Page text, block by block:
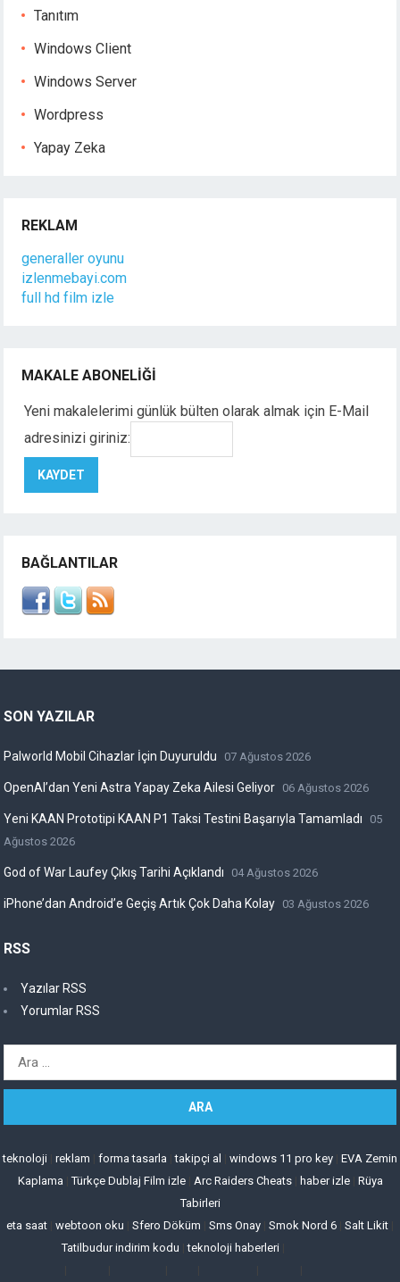
Tanıtım
Windows Client
Windows Server
Wordpress
Yapay Zeka
REKLAM
generaller oyunu
izlenmebayi.com
full hd film izle
MAKALE ABONELIĞI
Yeni makalelerimi günlük bülten olarak almak için E-Mail
adresinizi giriniz:
BAĞLANTILAR
SON YAZILAR
Palworld Mobil Cihazlar İçin Duyuruldu 07 Ağustos 2026
OpenAI’dan Yeni Astra Yapay Zeka Ailesi Geliyor 06 Ağustos 2026
Yeni KAAN Prototipi KAAN P1 Taksi Testini Başarıyla Tamamladı
05
Ağustos 2026
God of War Laufey Çıkış Tarihi Açıklandı 04 Ağustos 2026
iPhone’dan Android’e Geçiş Artık Çok Daha Kolay 03 Ağustos 2026
RSS
Yazılar RSS
Yorumlar RSS
Arama:
teknoloji reklam forma tasarla |takipçi al windows 11 pro key EVA Zemin
Kaplama |Türkçe Dublaj Film izle| Arc Raiders Cheats| haber izle| Rüya
Tabirleri
eta saat webtoon oku Sfero Döküm Sms Onay Smok Nord 6 Salt Likit
Tatilbudur indirim kodu |teknoloji haberleri|